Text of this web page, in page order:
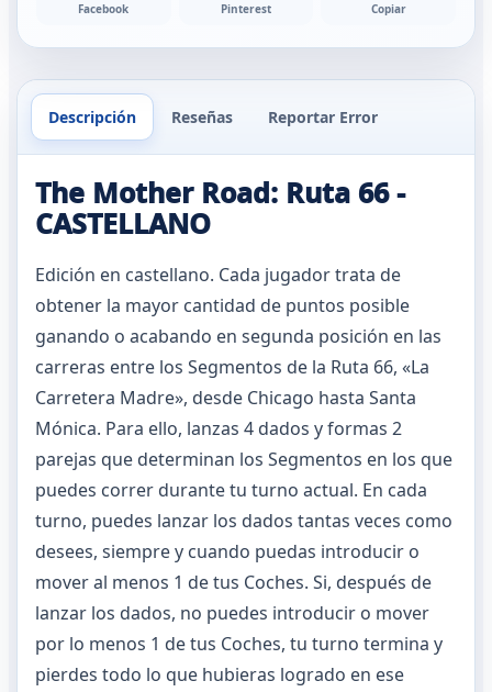
Facebook
Pinterest
Copiar
Descripción Reseñas Reportar Error
The Mother Road: Ruta 66 -
CASTELLANO
Edición en castellano. Cada jugador trata de
obtener la mayor cantidad de puntos posible
ganando o acabando en segunda posición en las
carreras entre los Segmentos de la Ruta 66, «La
Carretera Madre», desde Chicago hasta Santa
Mónica. Para ello, lanzas 4 dados y formas 2
parejas que determinan los Segmentos en los que
puedes correr durante tu turno actual. En cada
turno, puedes lanzar los dados tantas veces como
desees, siempre y cuando puedas introducir o
mover al menos 1 de tus Coches. Si, después de
lanzar los dados, no puedes introducir o mover
por lo menos 1 de tus Coches, tu turno termina y
pierdes todo lo que hubieras logrado en ese